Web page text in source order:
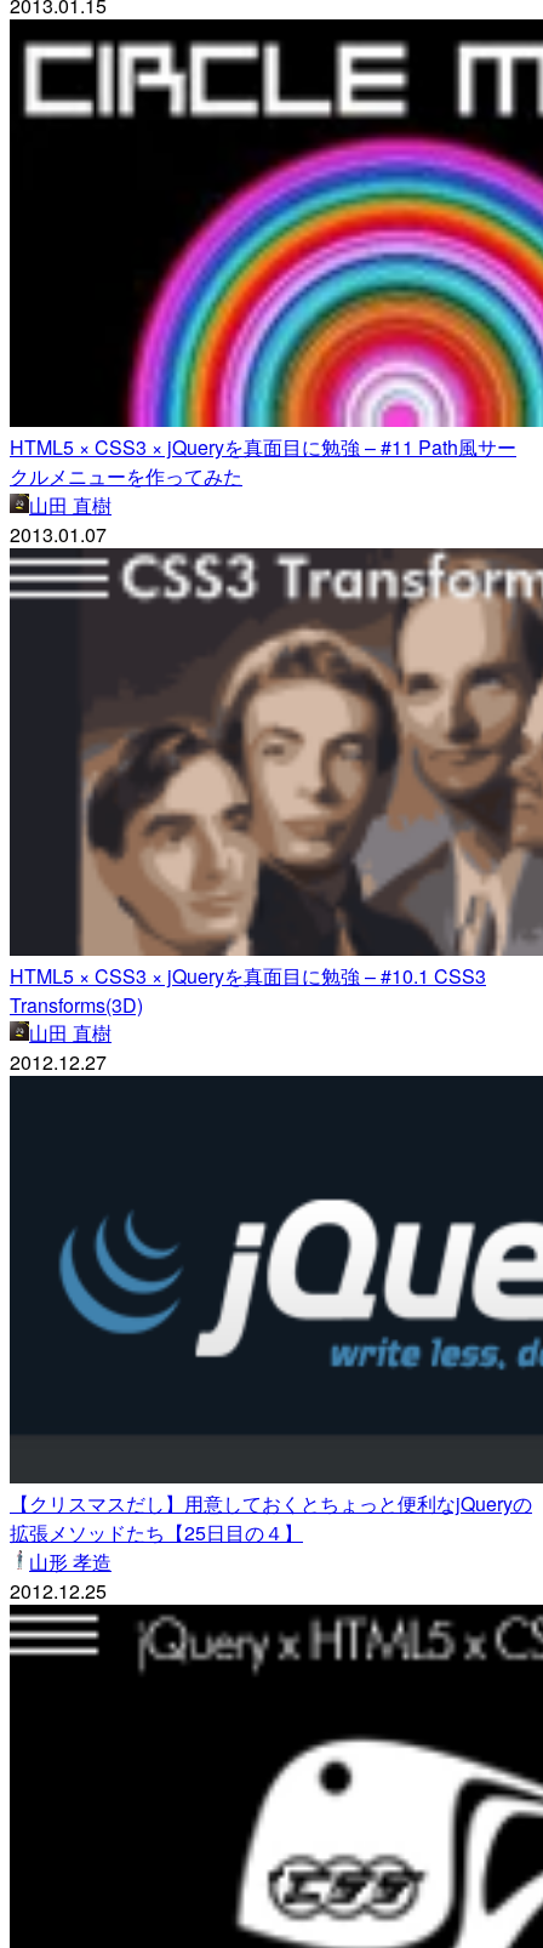
HTML5 × CSS3 × jQueryを真面目に勉強 – #11 Path風サー
クルメニューを作ってみた
山田 直樹
2013.01.07
HTML5 × CSS3 × jQueryを真面目に勉強 – #10.1 CSS3
Transforms(3D)
山田 直樹
2012.12.27
【クリスマスだし】用意しておくとちょっと便利なjQueryの
拡張メソッドたち【25日目の４】
山形 孝造
2012.12.25